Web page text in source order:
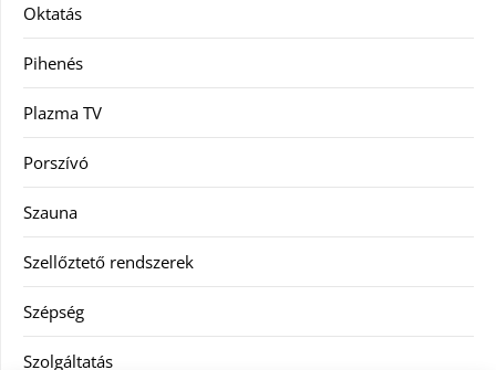
Oktatás
Pihenés
Plazma TV
Porszívó
Szauna
Szellőztető rendszerek
Szépség
Szolgáltatás